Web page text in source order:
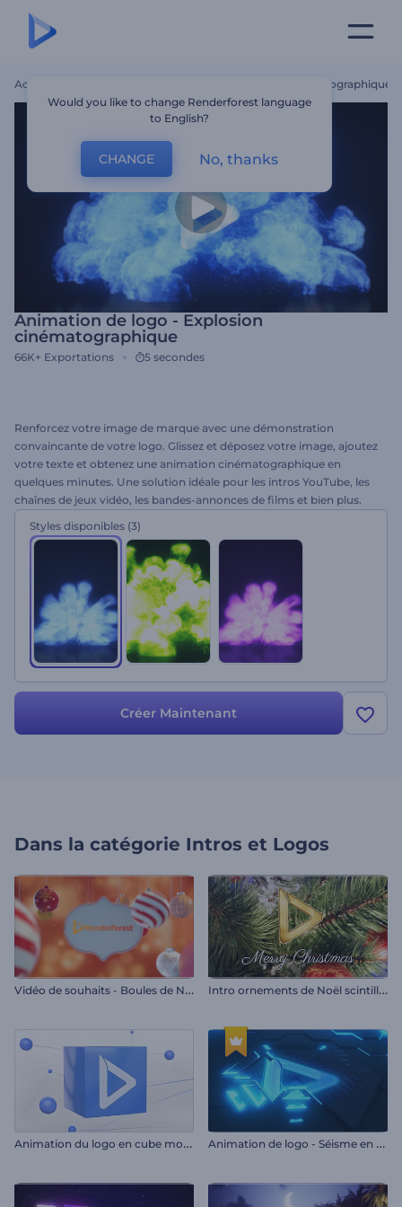
Accueil Animation De Logo - Explosion Cinématographique
Animation de logo - Explosion
cinématographique
66K+ Exportations 5 secondes
Renforcez votre image de marque avec une démonstration
convaincante de votre logo. Glissez et déposez votre image, ajoutez
votre texte et obtenez une animation cinématographique en
quelques minutes. Une solution idéale pour les intros YouTube, les
chaînes de jeux vidéo, les bandes-annonces de films et bien plus.
aujourd'hui !
Styles disponibles (3)
Créer Maintenant
Dans la catégorie Intros et Logos
V
idéo de souhaits - Boules de Noël pendantes I
ntro ornements de Noël scintillants
A
nimation du logo en cube moléculaire A
nimation de logo - Séisme en néon
Would you like to change Renderforest language
to English?
CHANGE No, thanks